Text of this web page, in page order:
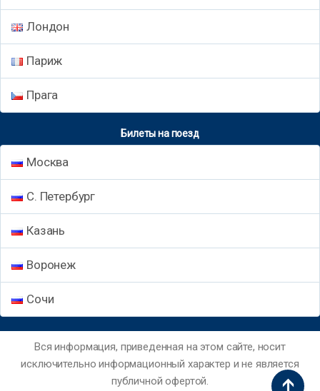
Лондон
Париж
Прага
Билеты на поезд
Москва
С. Петербург
Казань
Воронеж
Сочи
Вся информация, приведенная на этом сайте, носит
исключительно информационный характер и не является
публичной офертой.